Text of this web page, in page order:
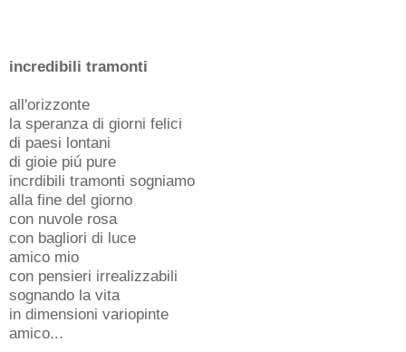
incredibili tramonti
all'orizzonte
la speranza di giorni felici
di paesi lontani
di gioie piú pure
incrdibili tramonti sogniamo
alla fine del giorno
con nuvole rosa
con bagliori di luce
amico mio
con pensieri irrealizzabili
sognando la vita
in dimensioni variopinte
amico...